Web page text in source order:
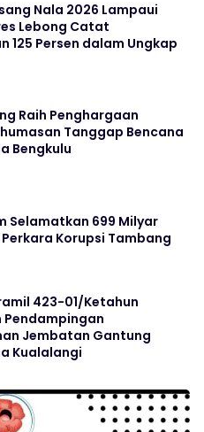
Nala 2026 Lampaui
Lebong Catat
125 Persen dalam Ungkap
Raih Penghargaan
Tanggap Bencana
Bengkulu
Selamatkan 699 Milyar
Korupsi Tambang
423-01/Ketahun
Jembatan Gantung
Kualalangi